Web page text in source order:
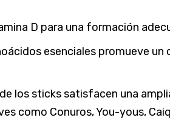
D para una formación
esenciales promueve
los sticks satisfacen una
como Conuros, You-yous,